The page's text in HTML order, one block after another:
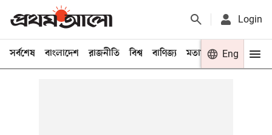
Login
সর্বশেষ বাংলাদেশ রাজনীতি বিশ্ব বাণিজ্য মতামত খেলা
Eng